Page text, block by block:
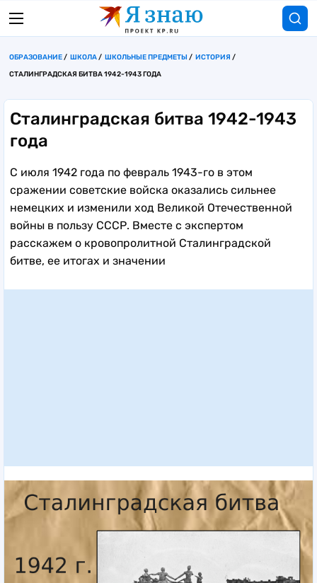
ОБРАЗОВАНИЕ ШКОЛА ШКОЛЬНЫЕ ПРЕДМЕТЫ
ИСТОРИЯ
СТАЛИНГРАДСКАЯ БИТВА 1942-1943 ГОДА
Сталинградская битва 1942-1943
года
С июля 1942 года по февраль 1943-го в этом
сражении советские войска оказались сильнее
немецких и изменили ход Великой Отечественной
войны в пользу СССР. Вместе с экспертом
расскажем о кровопролитной Сталинградской
битве, ее итогах и значении